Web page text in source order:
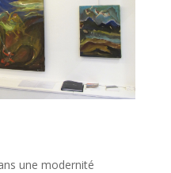
une modernité